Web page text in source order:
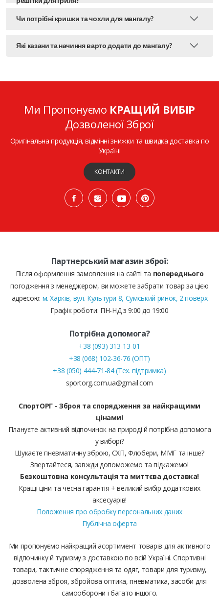
Чи потрібні кришки та чохли для мангалу?
Які казани та начиння варто додати до мангалу?
Ми Пропонуємо КРАЩИЙ ВИБІР
Дозволеної Зброї
Оригінальна продукція, відмінні знижки та швидка доставка по
Україні
КОНТАКТИ
Партнерський магазин зброї:
Після оформлення замовлення на сайті та попереднього
погодження з менеджером, ви можете забрати товар за цією
адресою: м. Харків, вул. Культури 8, Сумський ринок, 2 поверх
Графік роботи: ПН-НД з 9:00 до 19:00
Потрібна допомога?
+38 (093) 313-13-01
+38 (068) 102-36-76 (ОПТ)
+38 (050) 444-71-84 (Тех. підтримка)
sportorg.com.ua@gmail.com
СпортОРГ - Зброя та спорядження за найкращими
цінами!
Плануєте активний відпочинок на природі й потрібна допомога
у виборі?
Шукаєте пневматичну зброю, СХП, Флобери, ММГ та інше?
Звертайтеся, завжди допоможемо та підкажемо!
Безкоштовна консультація та миттєва доставка!
Кращі ціни та чесна гарантія + великий вибір додаткових
аксесуарів!
Положення про обробку персональних даних
Публічна оферта
Ми пропонуємо найкращий асортимент товарів для активного
відпочинку й туризму з доставкою по всій Україні. Спортивні
товари, тактичне спорядження та одяг, товари для туризму,
дозволена зброя, збройова оптика, пневматика, засоби для
самооборони і багато іншого.